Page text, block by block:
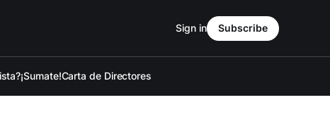
¡Sumate!Carta de Directores
Sign in Subscribe